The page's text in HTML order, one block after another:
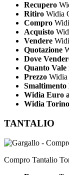
Recupero
Ritiro Widia
Compro
Acquisto
Vendere
Quotazione
Dove
Quanto
Prezzo Widia
Smaltimento
Widia Euro
Widia Torino
TANTALIO
Compro Tantalio